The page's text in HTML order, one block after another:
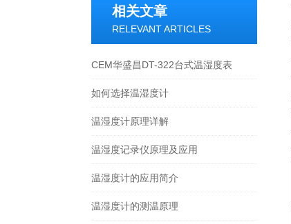
相关文章
RELEVANT ARTICLES
CEM华盛昌DT-322台式温湿度表
如何选择温湿度计
温湿度计原理详解
温湿度记录仪原理及应用
温湿度计的应用简介
温湿度计的测温原理